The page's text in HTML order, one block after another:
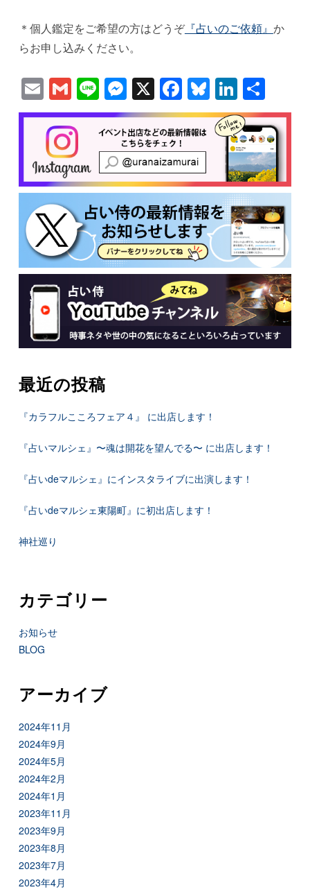
＊個人鑑定をご希望の方はどうぞ『占いのご依頼』 か
らお申し込みください。
EmailGmail
LineMessenger
X Facebook
Bluesky
共
有
最近の投稿
『カラフルこころフェア４』 に出店します！
『占いマルシェ』〜魂は開花を望んでる〜 に出店します！
『占いdeマルシェ』にインスタライブに出演します！
『占いdeマルシェ東陽町』に初出店します！
神社巡り
カテゴリー
お知らせ
BLOG
アーカイブ
2024年11月
2024年9月
2024年5月
2024年2月
2024年1月
2023年11月
2023年9月
2023年8月
2023年7月
2023年4月